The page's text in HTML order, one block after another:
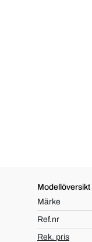
Modellöversikt
Märke
Ref.nr
Rek. pris